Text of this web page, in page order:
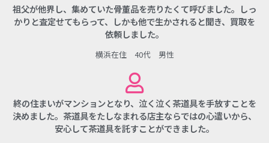
祖父が他界し、集めていた骨董品を売りたくて呼びました。しっ
かりと査定せてもらって、しかも他で生かされると聞き、買取を
依頼しました。
横浜在住 40代 男性
終の住まいがマンションとなり、泣く泣く茶道具を手放すことを
決めました。茶道具をたしなまれる店主ならではの心遣いから、
安心して茶道具を託すことができました。